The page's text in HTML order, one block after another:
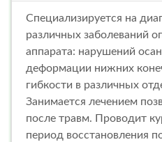
Специализируется на
различных заболеваний
аппарата: нарушений
деформации нижних
гибкости в различных
Занимается лечением
после травм. Проводит
период восстановления